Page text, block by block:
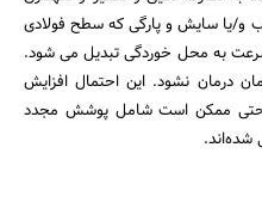
و/یا سایش و پارگی که سطح فولادی
به محل خوردگی تبدیل می شود.
درمان نشود. این احتمال افزایش
حتی ممکن است شامل پوشش مجدد